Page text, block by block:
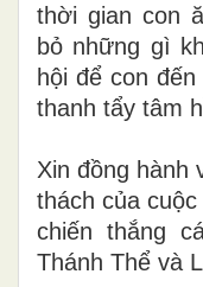
thời gian con
bỏ những gì
hội để con
thanh tẩy tâm
Xin đồng hành
thách của
chiến thắng
Thánh Thể và